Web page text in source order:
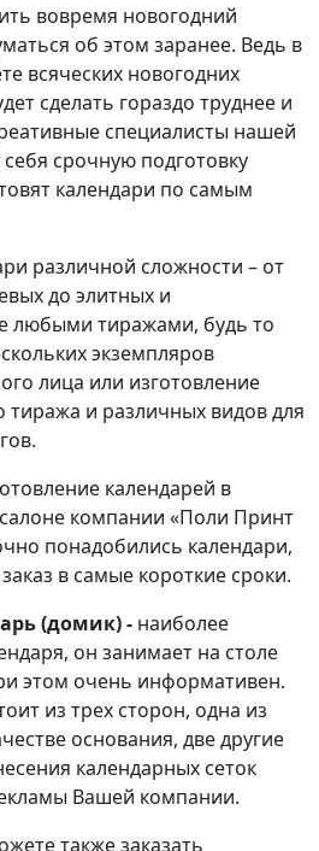
вовремя новогодний
об этом заранее. Ведь в
всяческих новогодних
сделать гораздо труднее и
специалисты нашей
срочную подготовку
календари по самым
различной сложности – от
до элитных и
любыми тиражами, будь то
экземпляров
лица или изготовление
тиража и различных видов для
календарей в
компании «Поли Принт
понадобились календари,
в самые короткие сроки.
(домик) - наиболее
он занимает на столе
этом очень информативен.
из трех сторон, одна из
основания, две другие
календарных сеток
Вашей компании.
также заказать